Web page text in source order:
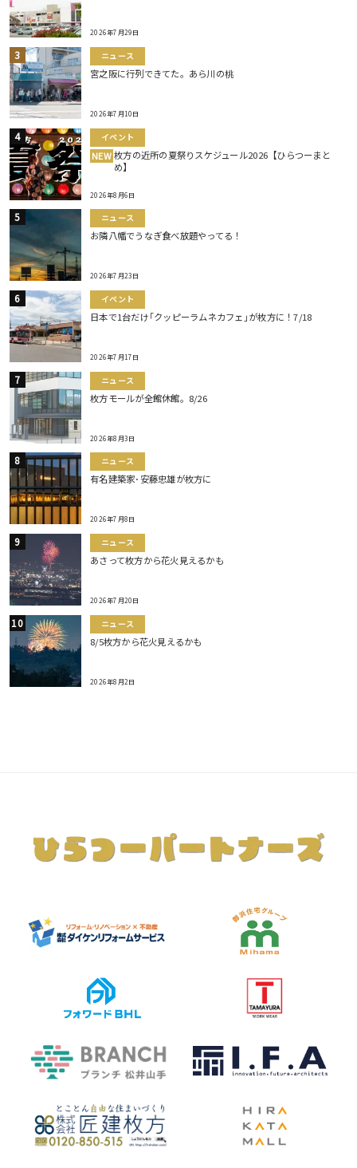
2026年7月29日
ニュース
宮之阪に行列できてた。あら川の桃
2026年7月10日
イベント
NEW 枚方の近所の夏祭りスケジュール2026【ひらつーまと
め】
2026年8月6日
ニュース
お隣八幡でうなぎ食べ放題やってる！
2026年7月23日
イベント
日本で1台だけ｢クッピーラムネカフェ｣が枚方に！7/18
2026年7月17日
ニュース
枚方モールが全館休館。8/26
2026年8月3日
ニュース
有名建築家･安藤忠雄が枚方に
2026年7月8日
ニュース
あさって枚方から花火見えるかも
2026年7月20日
ニュース
8/5枚方から花火見えるかも
2026年8月2日